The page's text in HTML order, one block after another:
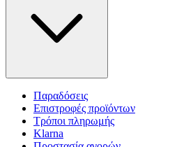
Παραδόσεις
Επιστροφές προϊόντων
Τρόποι πληρωμής
Klarna